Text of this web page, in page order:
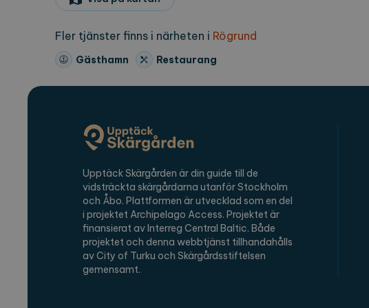
Fler tjänster finns i närheten i Rögrund
Gästhamn Restaurang
Upptäck Skärgården är din guide till de
vidsträckta skärgårdarna utanför Stockholm
och Åbo. Plattformen är utvecklad som en del
i projektet Archipelago Access. Projektet är
finansierat av Interreg Central Baltic. Både
projektet och denna webbtjänst tillhandahålls
av City of Turku och Skärgårdsstiftelsen
gemensamt.
_ga